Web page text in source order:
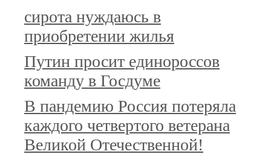
сирота нуждаюсь в
приобретении жилья
Путин просит единороссов
команду в Госдуме
В пандемию Россия потеряла
каждого четвертого ветерана
Великой Отечественной!